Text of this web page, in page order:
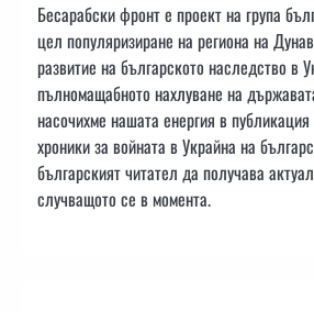
Бесарабски фронт е проект на група
цел популяризиране на региона на
развитие на българското наследство в
пълномащабното нахлуване на
насочихме нашата енергия в
хроники за войната в Украйна на
българският читател да получава
случващото се в момента.